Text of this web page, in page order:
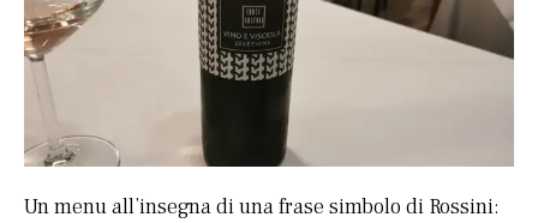
Un menu all’insegna di una frase simbolo di Rossini: